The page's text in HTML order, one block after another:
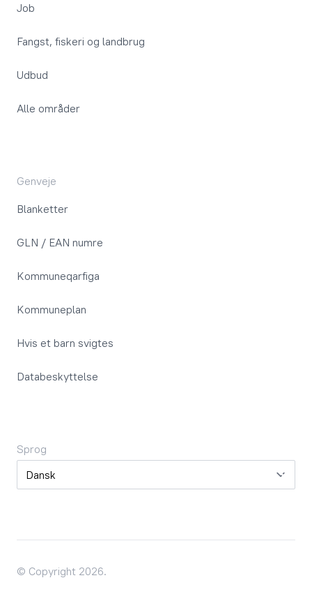
Job
Fangst, fiskeri og landbrug
Udbud
Alle områder
Genveje
Blanketter
GLN / EAN numre
Kommuneqarfiga
Kommuneplan
Hvis et barn svigtes
Databeskyttelse
Sprog
Sprog
© Copyright 2026.